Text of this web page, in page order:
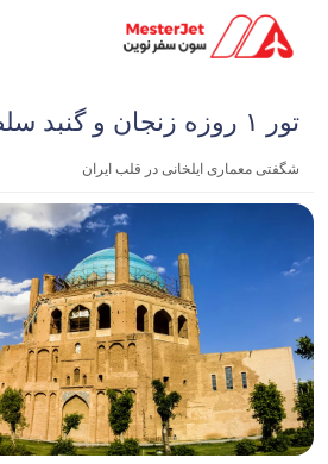
تور ۱ روزه زنجان و گنبد سلطانیه
شگفتی معماری ایلخانی در قلب ایران